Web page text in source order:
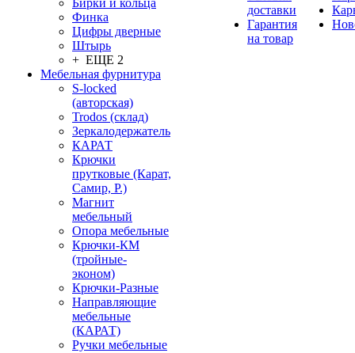
Бирки и кольца
Финка
Цифры дверные
Штырь
+ ЕЩЕ 2
Мебельная фурнитура
S-locked
(авторская)
Trodos (склад)
Зеркалодержатель
КАРАТ
Крючки
прутковые (Карат,
Самир, Р.)
Магнит
мебельный
Опора мебельные
Крючки-КМ
(тройные-
эконом)
Крючки-Разные
Направляющие
мебельные
(КАРАТ)
Ручки мебельные
доставки
Гарантия
на товар